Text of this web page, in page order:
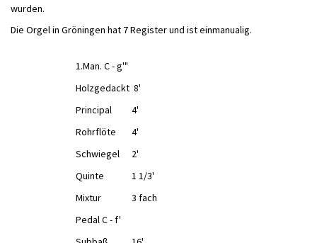
wurden.
Die Orgel in Gröningen hat 7 Register und ist einmanualig.
1.Man. C - g'"
Holzgedackt 8'
Principal
4'
Rohrflöte
4'
Schwiegel
2'
Quinte
1 1/3'
Mixtur
3 fach
Pedal C - f'